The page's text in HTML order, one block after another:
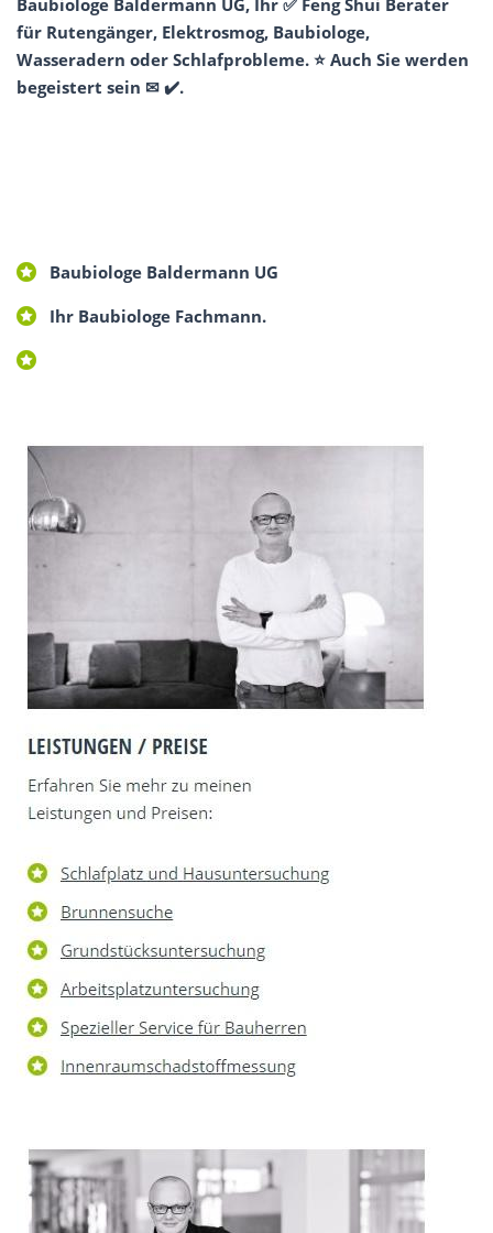
für Rutengänger, Elektrosmog, Baubiologe,
Wasseradern oder Schlafprobleme. ⭐ Auch Sie werden
begeistert sein ✉ ✔️.
Baubiologe Baldermann UG
Ihr Baubiologe Fachmann.